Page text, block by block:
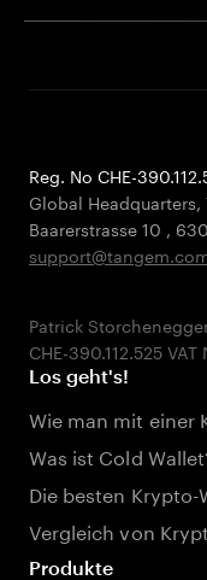
Reg. No CHE-
Global Headquarters,
Baarerstrasse 10 ,
Patrick
Los geht's!
Wie man mit einer
Was ist Cold
Die besten Krypto-
Vergleich von
Produkte